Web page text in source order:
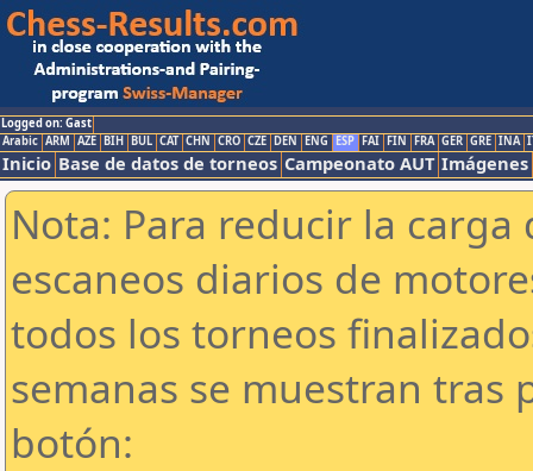
Logged on: Gast
Arabic ARM AZE BIH BUL CAT CHN CRO CZE DEN ENG ESP FAI FIN FRA GER GRE INA
Inicio Base de datos de torneos Campeonato AUT Imágenes
Nota: Para reducir la
escaneos diarios de
todos los torneos
semanas se muestran tras
botón: